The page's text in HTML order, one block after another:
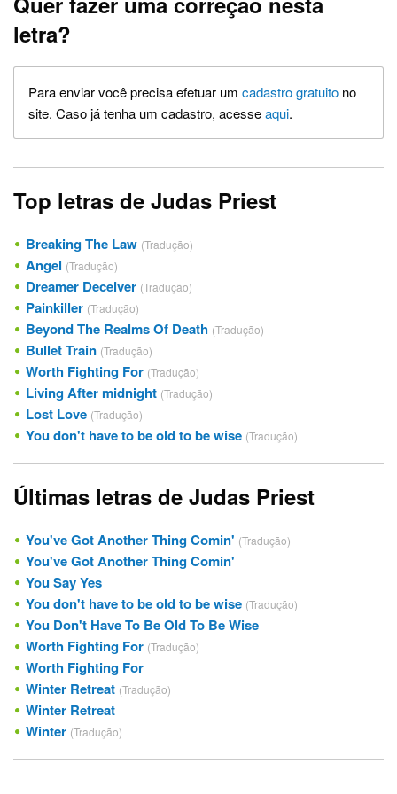
letra?
Para enviar você precisa efetuar um cadastro gratuito no
site. Caso já tenha um cadastro, acesseaqui.
Top letras de Judas Priest
Breaking The Law (Tradução)
Angel (Tradução)
Dreamer Deceiver (Tradução)
Painkiller (Tradução)
Beyond The Realms Of Death (Tradução)
Bullet Train (Tradução)
Worth Fighting For (Tradução)
Living After midnight (Tradução)
Lost Love (Tradução)
You don't have to be old to be wise (Tradução)
Últimas letras de Judas Priest
You've Got Another Thing Comin' (Tradução)
You've Got Another Thing Comin'
You Say Yes
You don't have to be old to be wise (Tradução)
You Don't Have To Be Old To Be Wise
Worth Fighting For (Tradução)
Worth Fighting For
Winter Retreat (Tradução)
Winter Retreat
Winter (Tradução)